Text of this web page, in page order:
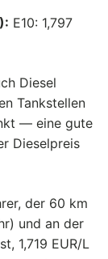
E10: 1,797
Diesel
Tankstellen
— eine gute
Dieselpreis
der 60 km
und an der
1,719 EUR/L